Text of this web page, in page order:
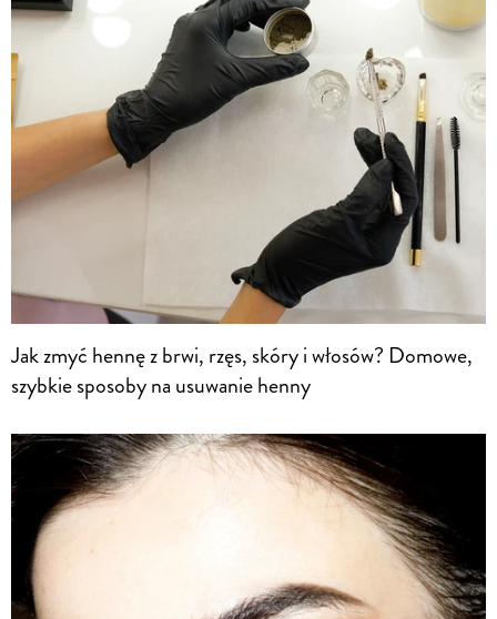
Jak zmyć hennę z brwi, rzęs, skóry i włosów? Domowe,
szybkie sposoby na usuwanie henny